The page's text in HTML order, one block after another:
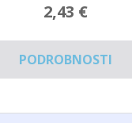
2,43 €
PODROBNOSTI